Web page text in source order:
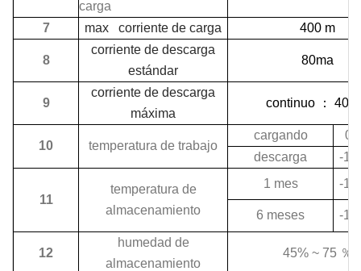
carga
7 max corriente de carga 400 m
8
corriente de descarga
estándar
80ma
9
corriente de descarga
máxima
continuo： 400
10 temperatura de trabajo
cargando
0
descarga
-10
11
temperatura de
almacenamiento
1 mes -10
6 meses -10
12
humedad de
almacenamiento
45% ~ 75％